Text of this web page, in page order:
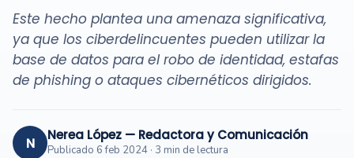
Este hecho plantea una amenaza significativa,
ya que los ciberdelincuentes pueden utilizar la
base de datos para el robo de identidad, estafas
de phishing o ataques cibernéticos dirigidos.
N Nerea López — Redactora y Comunicación
Publicado 6 feb 2024 · 3 min de lectura